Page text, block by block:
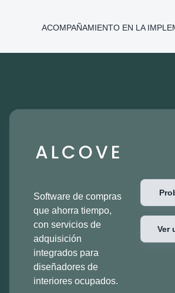
ACOMPAÑAMIENTO EN LA
Software de compras
que ahorra tiempo,
con servicios de
adquisición
integrados para
diseñadores de
interiores ocupados.
Ver